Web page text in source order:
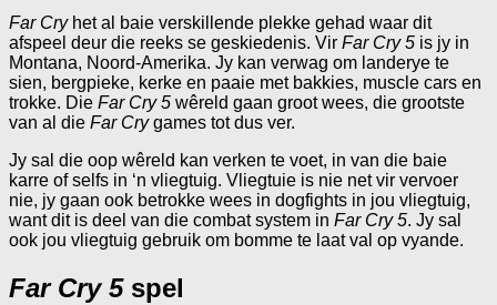
Far Cryhet al baie verskillende plekke gehad waar dit
afspeel deur die reeks se geskiedenis. Vir Far Cry 5 is jy in
Montana, Noord-Amerika. Jy kan verwag om landerye te
sien, bergpieke, kerke en paaie met bakkies, muscle cars en
trokke. Die Far Cry 5 wêreld gaan groot wees, die grootste
van al die Far Crygames tot dus ver.
Jy sal die oop wêreld kan verken te voet, in van die baie
karre of selfs in ‘n vliegtuig. Vliegtuie is nie net vir vervoer
nie, jy gaan ook betrokke wees in dogfights in jou vliegtuig,
want dit is deel van die combat system in Far Cry 5. Jy sal
ook jou vliegtuig gebruik om bomme te laat val op vyande.
Far Cry 5spel